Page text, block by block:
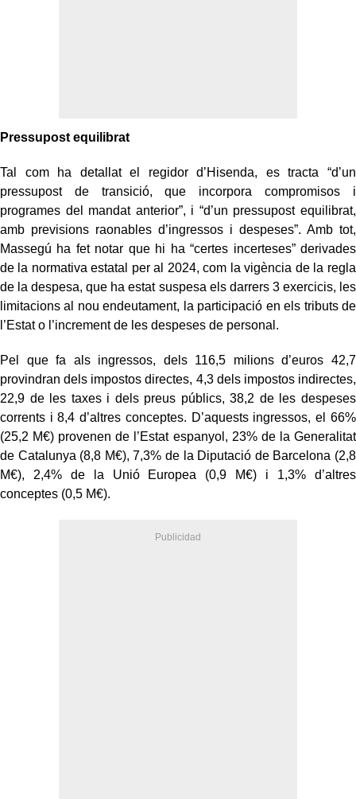
Pressupost equilibrat
Tal com ha detallat el regidor d’Hisenda, es tracta “d’un
pressupost de transició, que incorpora compromisos i
programes del mandat anterior”, i “d’un pressupost equilibrat,
amb previsions raonables d’ingressos i despeses”. Amb tot,
Massegú ha fet notar que hi ha “certes incerteses” derivades
de la normativa estatal per al 2024, com la vigència de la regla
de la despesa, que ha estat suspesa els darrers 3 exercicis, les
limitacions al nou endeutament, la participació en els tributs de
l’Estat o l’increment de les despeses de personal.
Pel que fa als ingressos, dels 116,5 milions d’euros 42,7
provindran dels impostos directes, 4,3 dels impostos indirectes,
22,9 de les taxes i dels preus públics, 38,2 de les despeses
corrents i 8,4 d’altres conceptes. D’aquests ingressos, el 66%
(25,2 M€) provenen de l’Estat espanyol, 23% de la Generalitat
de Catalunya (8,8 M€), 7,3% de la Diputació de Barcelona (2,8
M€), 2,4% de la Unió Europea (0,9 M€) i 1,3% d’altres
conceptes (0,5 M€).